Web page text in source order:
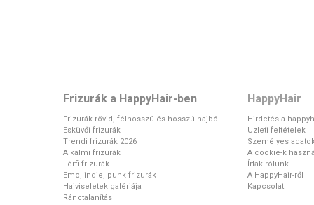
Frizurák a HappyHair-ben
Frizurák rövid, félhosszú és hosszú hajból
Esküvői frizurák
Trendi frizurák 2026
Alkalmi frizurák
Férfi frizurák
Emo, indie, punk frizurák
Hajviseletek galériája
Ránctalanítás
HappyHair
Hirdetés a
Üzleti feltételek
Személyes
A cookie-k
Írtak rólunk
A HappyHair-ről
Kapcsolat